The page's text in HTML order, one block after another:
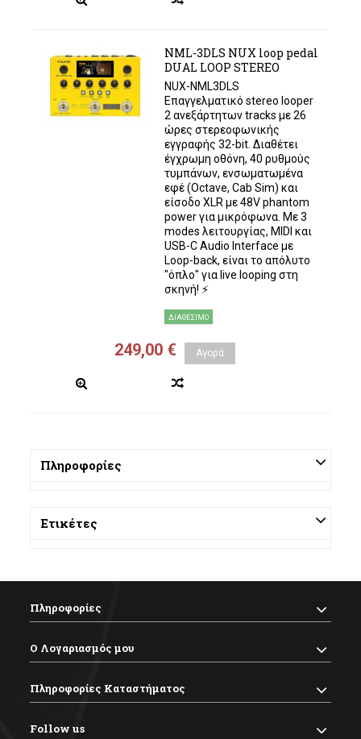
NML-3DLS NUX loop pedal
DUAL LOOP STEREO
NUX-NML3DLS
Επαγγελματικό stereo looper
2 ανεξάρτητων tracks με 26
ώρες στερεοφωνικής
εγγραφής 32-bit. Διαθέτει
έγχρωμη οθόνη, 40 ρυθμούς
τυμπάνων, ενσωματωμένα
εφέ (Octave, Cab Sim) και
είσοδο XLR με 48V phantom
power για μικρόφωνα. Με 3
modes λειτουργίας, MIDI και
USB-C Audio Interface με
Loop-back, είναι το απόλυτο
"όπλο" για live looping στη
σκηνή! ⚡
ΔΙΑΘΈΣΙΜΟ
249,00 € Αγορά
Πληροφορίες
Ετικέτες
Πληροφορίες
Ο Λογαριασμός μου
Πληροφορίες Καταστήματος
Follow us